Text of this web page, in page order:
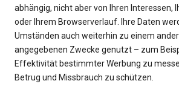
abhängig, nicht aber von Ihren Interessen,
oder Ihrem Browserverlauf. Ihre Daten
Umständen auch weiterhin zu einem
angegebenen Zwecke genutzt – zum
Effektivität bestimmter Werbung zu
Betrug und Missbrauch zu schützen.